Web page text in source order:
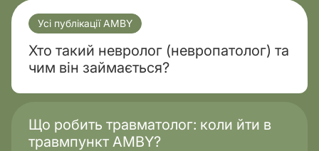
Усі публікації AMBY
Хто такий невролог (невропатолог) та
чим він займається?
Що робить травматолог: коли йти в
травмпункт AMBY?